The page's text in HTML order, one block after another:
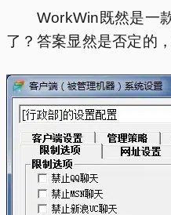
WorkWin既然是一款
了？答案显然是否定的